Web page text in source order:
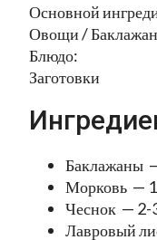
Основной
Овощи / Баклажан
Блюдо:
Заготовки
Баклажаны
Морковь —
Чеснок — 2-
Лавровый